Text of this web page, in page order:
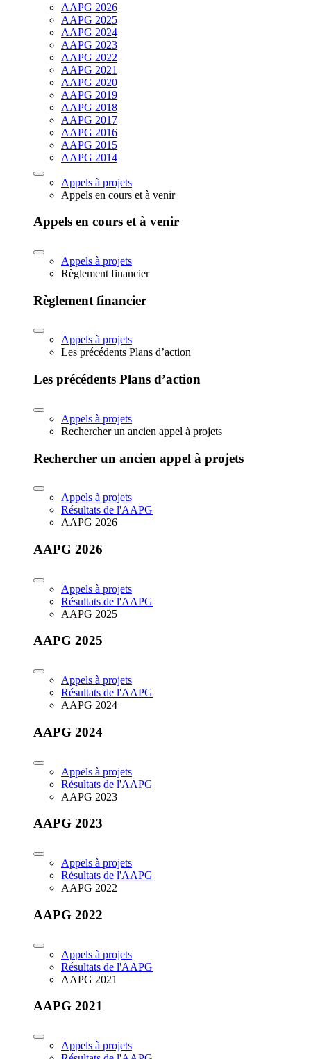
AAPG 2026
AAPG 2025
AAPG 2024
AAPG 2023
AAPG 2022
AAPG 2021
AAPG 2020
AAPG 2019
AAPG 2018
AAPG 2017
AAPG 2016
AAPG 2015
AAPG 2014
Appels à projets
Appels en cours et à venir
Appels en cours et à venir
Appels à projets
Règlement financier
Règlement financier
Appels à projets
Les précédents Plans d’action
Les précédents Plans d’action
Appels à projets
Rechercher un ancien appel à projets
Rechercher un ancien appel à projets
Appels à projets
Résultats de l'AAPG
AAPG 2026
AAPG 2026
Appels à projets
Résultats de l'AAPG
AAPG 2025
AAPG 2025
Appels à projets
Résultats de l'AAPG
AAPG 2024
AAPG 2024
Appels à projets
Résultats de l'AAPG
AAPG 2023
AAPG 2023
Appels à projets
Résultats de l'AAPG
AAPG 2022
AAPG 2022
Appels à projets
Résultats de l'AAPG
AAPG 2021
AAPG 2021
Appels à projets